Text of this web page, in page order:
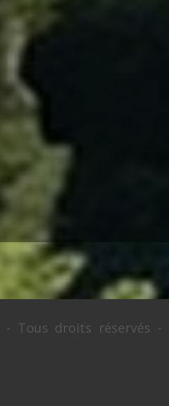
- Tous droits réservés -